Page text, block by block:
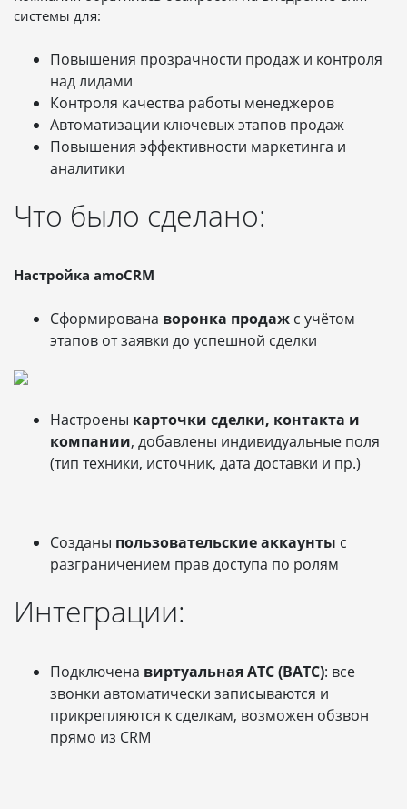
системы для:
Повышения прозрачности продаж и контроля
над лидами
Контроля качества работы менеджеров
Автоматизации ключевых этапов продаж
Повышения эффективности маркетинга и
аналитики
Что было сделано:
Настройка amoCRM
Сформирована воронка продаж с учётом
этапов от заявки до успешной сделки
Настроены карточки сделки, контакта и
компании, добавлены индивидуальные поля
(тип техники, источник, дата доставки и пр.)
Созданы пользовательские аккаунты с
разграничением прав доступа по ролям
Интеграции:
Подключена виртуальная АТС (ВАТС): все
звонки автоматически записываются и
прикрепляются к сделкам, возможен обзвон
прямо из CRM